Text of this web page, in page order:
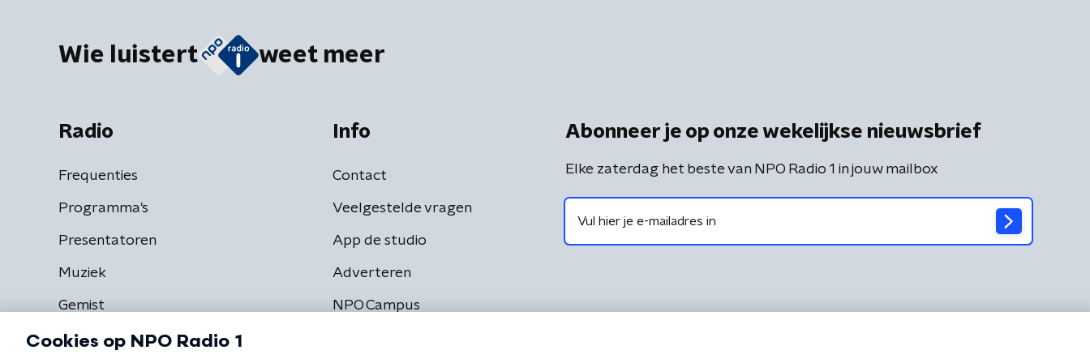
Wie luistert weet meer
Radio
Frequenties
Programma's
Presentatoren
Muziek
Gemist
Info
Contact
Veelgestelde vragen
App de studio
Adverteren
NPO Campus
Abonneer je op onze wekelijkse nieuwsbrief
Elke zaterdag het beste van NPO Radio 1 in jouw mailbox